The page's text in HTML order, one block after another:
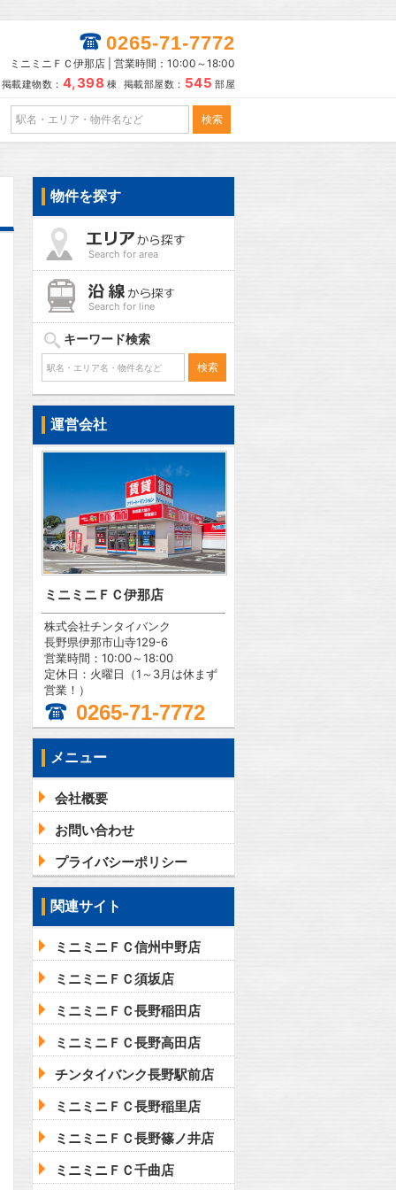
0265-71-7772
ミニミニＦＣ伊那店 | 営業時間：10:00～18:00
掲載建物数： 4,398 棟 掲載部屋数： 545 部屋
物件を探す
Search for area
Search for line
キーワード検索
運営会社
ミニミニＦＣ伊那店
株式会社チンタイバンク
長野県伊那市山寺129-6
営業時間：10:00～18:00
定休日：火曜日（1～3月は休まず
営業！）
0265-71-7772
メニュー
会社概要
お問い合わせ
プライバシーポリシー
関連サイト
ミニミニＦＣ信州中野店
ミニミニＦＣ須坂店
ミニミニＦＣ長野稲田店
ミニミニＦＣ長野高田店
チンタイバンク長野駅前店
ミニミニＦＣ長野稲里店
ミニミニＦＣ長野篠ノ井店
ミニミニＦＣ千曲店